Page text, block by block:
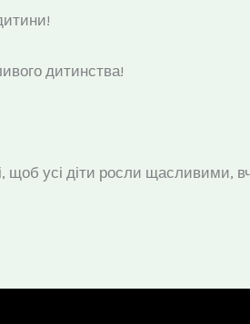
дитинства!
щоб усі діти росли щасливими,